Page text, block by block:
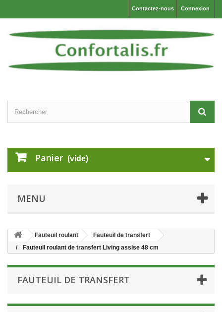
Connexion
Contactez-nous
Panier (vide)
MENU
Fauteuil roulant
Fauteuil de transfert
Fauteuil roulant de transfert Living assise 48 cm
FAUTEUIL DE TRANSFERT